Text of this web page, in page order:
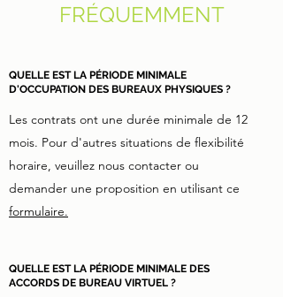
FRÉQUEMMENT
QUELLE EST LA PÉRIODE MINIMALE
D'OCCUPATION DES BUREAUX PHYSIQUES ?
Les contrats ont une durée minimale de 12
mois. Pour d'autres situations de flexibilité
horaire, veuillez nous contacter ou
demander une proposition en utilisant ce
formulaire.
QUELLE EST LA PÉRIODE MINIMALE DES
ACCORDS DE BUREAU VIRTUEL ?